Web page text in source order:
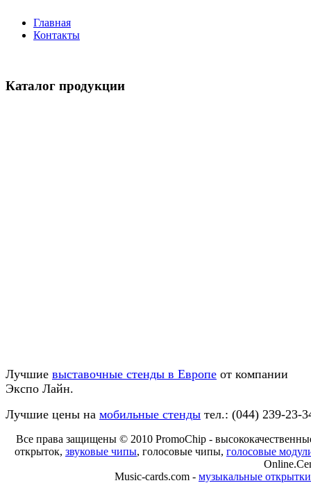
Главная
Контакты
Каталог продукции
Лучшие выставочные стенды в Европе от компании
Экспо Лайн.
Лучшие цены на мобильные стенды тел.: (044) 239-23-
Все права защищены © 2010 PromoChip -
открыток, звуковые чипы, голосовые чипы, голосовые
Music-cards.com - музыкальные открытки